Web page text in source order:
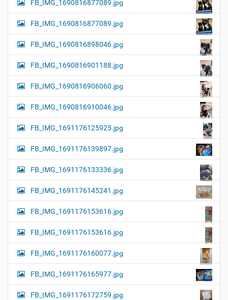
FB_IMG_1690816877089.jpg
FB_IMG_1690816877089.jpg
FB_IMG_1690816898046.jpg
FB_IMG_1690816901188.jpg
FB_IMG_1690816906060.jpg
FB_IMG_1690816910046.jpg
FB_IMG_1691176125925.jpg
FB_IMG_1691176139897.jpg
FB_IMG_1691176133336.jpg
FB_IMG_1691176145241.jpg
FB_IMG_1691176153616.jpg
FB_IMG_1691176153616.jpg
FB_IMG_1691176160077.jpg
FB_IMG_1691176165977.jpg
FB_IMG_1691176172759.jpg